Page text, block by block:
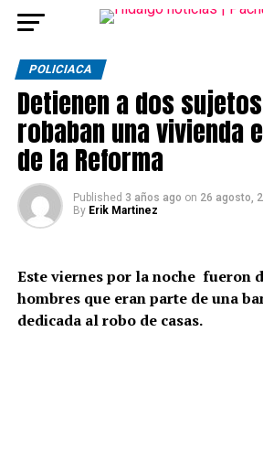
POLICIACA
Detienen a dos
robaban una vivienda
de la Reforma
Published 3 años ago on 26 agosto,
By Erik Martinez
Este viernes por la noche fueron
hombres que eran parte de una
dedicada al robo de casas.